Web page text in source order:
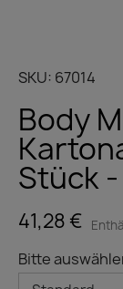
SKU 67014
Body
Stück
41,28 €
Bitte